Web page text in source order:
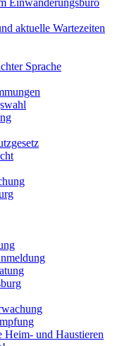
Einwanderungsbüro
aktuelle Wartezeiten
Sprache
Heim- und Haustieren